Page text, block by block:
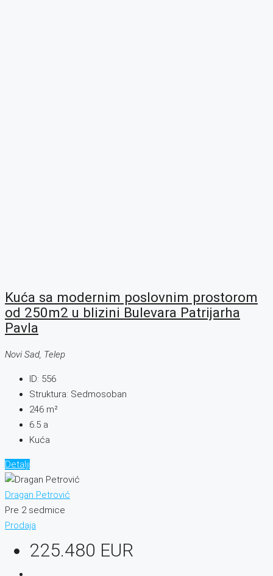
Kuća sa modernim poslovnim prostorom
od 250m2 u blizini Bulevara Patrijarha
Pavla
Novi Sad, Telep
ID: 556
Struktura: Sedmosoban
246 m²
6.5 a
Kuća
Detalji
Dragan Petrović
Pre 2 sedmice
Prodaja
225.480 EUR